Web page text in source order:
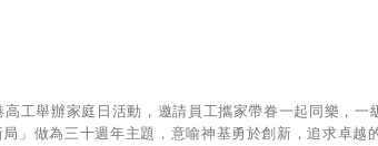
工舉辦家庭日活動，邀請員工攜家帶眷一起同樂，一
」做為三十週年主題，意喻神基勇於創新，追求卓越